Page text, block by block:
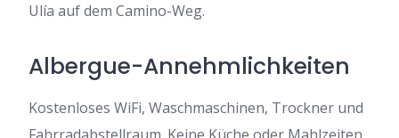
Ulía auf dem Camino-Weg.
Albergue-Annehmlichkeiten
Kostenloses WiFi, Waschmaschinen, Trockner und